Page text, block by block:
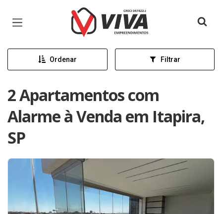
Página inicial
Ordenar Filtrar
2 Apartamentos com
Alarme à Venda em Itapira,
SP